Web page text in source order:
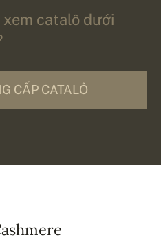
catalô dưới
CẤP CATALÔ